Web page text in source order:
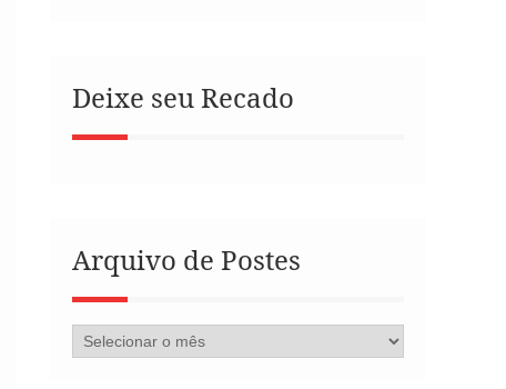
Deixe seu Recado
Arquivo de Postes
Arquivo